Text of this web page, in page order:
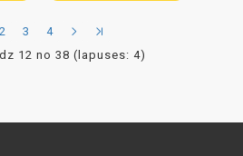
2 3
4
12 no 38 (lapuses: 4)